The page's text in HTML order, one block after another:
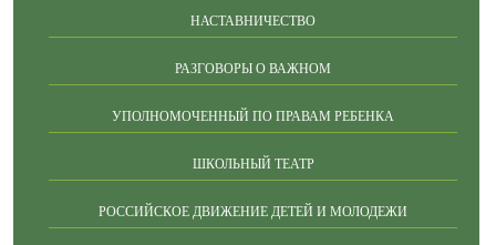
НАСТАВНИЧЕСТВО
РАЗГОВОРЫ О ВАЖНОМ
УПОЛНОМОЧЕННЫЙ ПО ПРАВАМ РЕБЕНКА
ШКОЛЬНЫЙ ТЕАТР
РОССИЙСКОЕ ДВИЖЕНИЕ ДЕТЕЙ И МОЛОДЕЖИ